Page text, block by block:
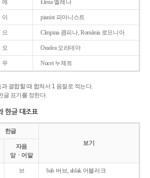
에 Elena 엘레나
이 pianist 피아니스트
으 Cîmpina 큼피나, România 로므니아
오 Oradea 오라데아
우 Nucet 누체트
결합할 때 합쳐서 1 음절로 적는다.
글 표기를 정한다.
한글 대조표
한글
보기
자음
앞ㆍ어말
브 bab 버브, ablak 어블러크